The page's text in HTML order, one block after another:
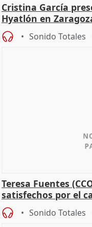
Cristina García
Hyatlón en
Sonido Totales
Teresa Fuentes
satisfechos por el
Sonido Totales